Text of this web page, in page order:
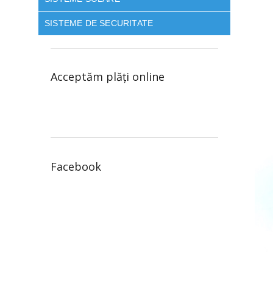
SISTEME DE SECURITATE
Acceptăm plăţi online
Facebook